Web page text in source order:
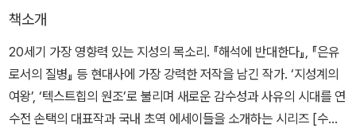
책소개
20세기 가장 영향력 있는 지성의 목소리. 『해석에 반대한다』, 『은유
로서의 질병』 등 현대사에 가장 강력한 저작을 남긴 작가. ‘지성계의
여왕’, ‘텍스트힙의 원조’로 불리며 새로운 감수성과 사유의 시대를 연
수전 손택의 대표작과 국내 초역 에세이들을 소개하는 시리즈 [수전